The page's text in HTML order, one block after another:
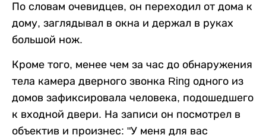
По словам очевидцев, он переходил от дома к
дому, заглядывал в окна и держал в руках
большой нож.
Кроме того, менее чем за час до обнаружения
тела камера дверного звонка Ring одного из
домов зафиксировала человека, подошедшего
к входной двери. На записи он посмотрел в
объектив и произнес: "У меня для вас